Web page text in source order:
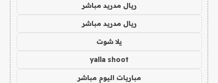
ريال مدريد مباشر
ريال مدريد مباشر
يلا شوت
yalla shoot
مباريات اليوم مباشر